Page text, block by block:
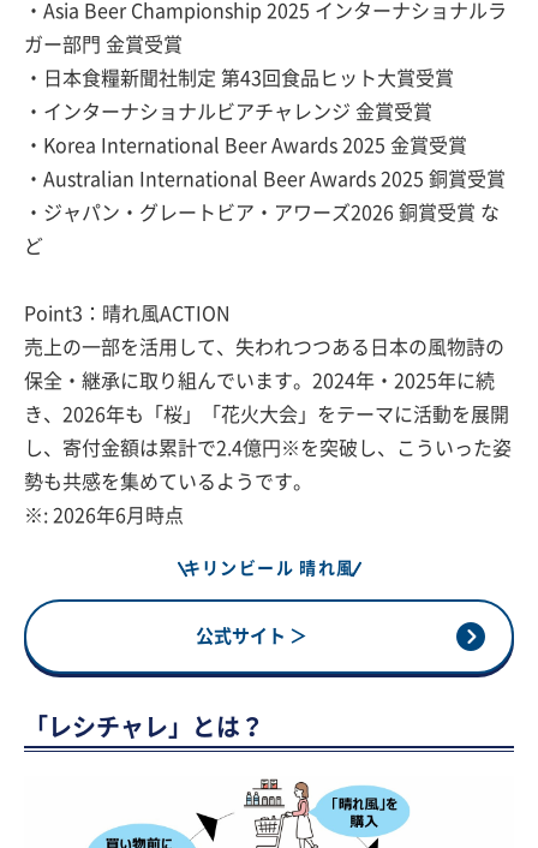
・Asia Beer Championship 2025 インターナショナルラ
ガー部門 金賞受賞
・日本食糧新聞社制定 第43回食品ヒット大賞受賞
・インターナショナルビアチャレンジ 金賞受賞
・Korea International Beer Awards 2025 金賞受賞
・Australian International Beer Awards 2025 銅賞受賞
・ジャパン・グレートビア・アワーズ2026 銅賞受賞 な
ど
Point3：晴れ風ACTION
売上の一部を活用して、失われつつある日本の風物詩の
保全・継承に取り組んでいます。2024年・2025年に続
き、2026年も「桜」「花火大会」をテーマに活動を展開
し、寄付金額は累計で2.4億円※を突破し、こういった姿
勢も共感を集めているようです。
※: 2026年6月時点
キリンビール 晴れ風
公式サイト ＞
「レシチャレ」とは？